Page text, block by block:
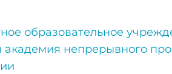
образовательное
непрерывного